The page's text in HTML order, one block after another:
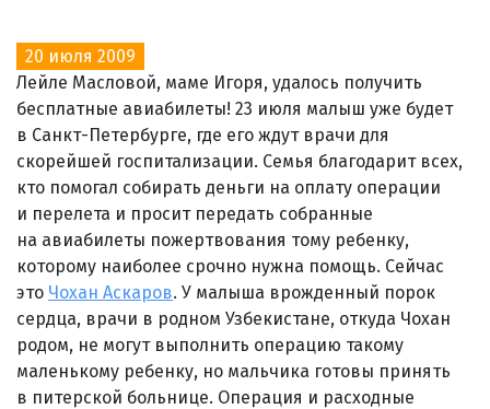
20 июля 2009
Лейле Масловой, маме Игоря, удалось получить
бесплатные авиабилеты! 23 июля малыш уже будет
в Санкт-Петербурге, где его ждут врачи для
скорейшей госпитализации. Семья благодарит всех,
кто помогал собирать деньги на оплату операции
и перелета и просит передать собранные
на авиабилеты пожертвования тому ребенку,
которому наиболее срочно нужна помощь. Сейчас
это Чохан Аскаров. У малыша врожденный порок
сердца, врачи в родном Узбекистане, откуда Чохан
родом, не могут выполнить операцию такому
маленькому ребенку, но мальчика готовы принять
в питерской больнице. Операция и расходные